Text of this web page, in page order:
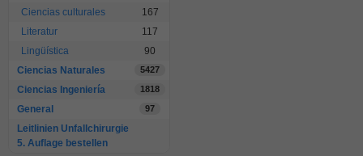
Ciencias culturales
167
Literatur
117
Lingüística
90
Ciencias Naturales
5427
Ciencias Ingeniería 1818
General 97
Leitlinien Unfallchirurgie
5. Auflage bestellen